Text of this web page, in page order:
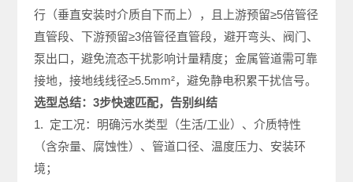
行（垂直安装时介质自下而上），且上游预留≥5倍管径
直管段、下游预留≥3倍管径直管段，避开弯头、阀门、
泵出口，避免流态干扰影响计量精度；金属管道需可靠
接地，接地线线径≥5.5mm²，避免静电积累干扰信号。
选型总结：3步快速匹配，告别纠结
1. 定工况：明确污水类型（生活/工业）、介质特性
（含杂量、腐蚀性）、管道口径、温度压力、安装环
境；